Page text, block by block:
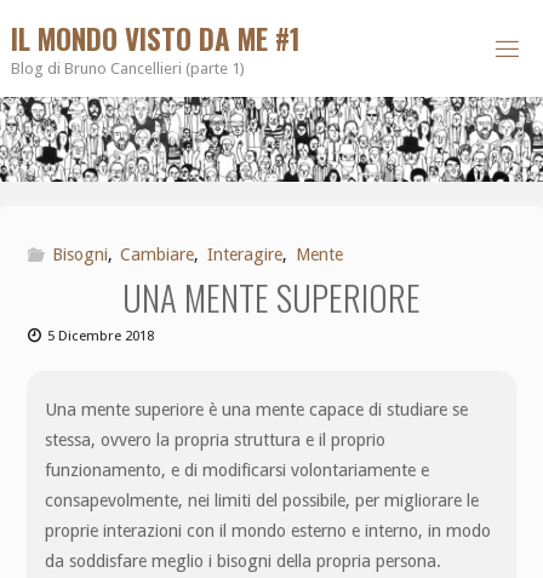
IL MONDO VISTO DA ME #1
Blog di Bruno Cancellieri (parte 1)
Bisogni, Cambiare, Interagire, Mente
UNA MENTE SUPERIORE
5 Dicembre 2018
Una mente superiore è una mente capace di studiare se
stessa, ovvero la propria struttura e il proprio
funzionamento, e di modificarsi volontariamente e
consapevolmente, nei limiti del possibile, per migliorare le
proprie interazioni con il mondo esterno e interno, in modo
da soddisfare meglio i bisogni della propria persona.